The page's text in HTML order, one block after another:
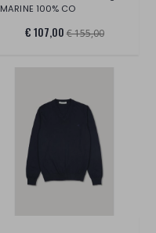
MARINE 100% CO
€ 107,00 € 155,00